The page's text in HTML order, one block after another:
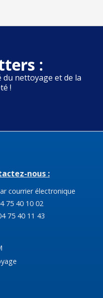
:
nettoyage et de la
!
nous :
courrier électronique
75 40 10 02
75 40 11 43